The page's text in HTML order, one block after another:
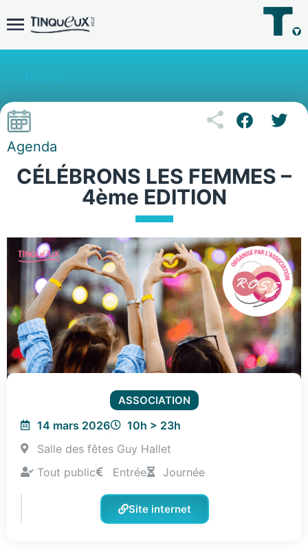
Agenda
CÉLÉBRONS LES FEMMES –
4ème EDITION
ASSOCIATION
14 mars 2026
10h > 23h
Salle des fêtes Guy Hallet
Tout public
Entrée Journée
Site internet